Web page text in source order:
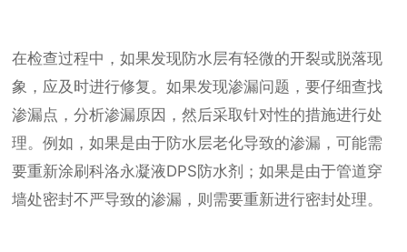
在检查过程中，如果发现防水层有轻微的开裂或脱落现
象，应及时进行修复。如果发现渗漏问题，要仔细查找
渗漏点，分析渗漏原因，然后采取针对性的措施进行处
理。例如，如果是由于防水层老化导致的渗漏，可能需
要重新涂刷科洛永凝液DPS防水剂；如果是由于管道穿
墙处密封不严导致的渗漏，则需要重新进行密封处理。